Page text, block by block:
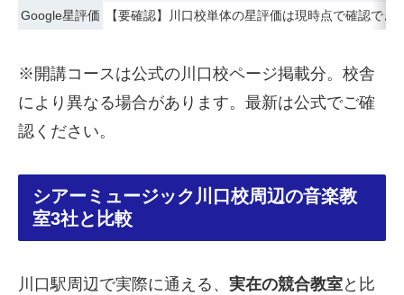
Google星評価 【要確認】川口校単体の星評価は現時点で確認で
※開講コースは公式の川口校ページ掲載分。校舎
により異なる場合があります。最新は公式でご確
認ください。
シアーミュージック川口校周辺の音楽教
室3社と比較
川口駅周辺で実際に通える、 実在の競合教室と比